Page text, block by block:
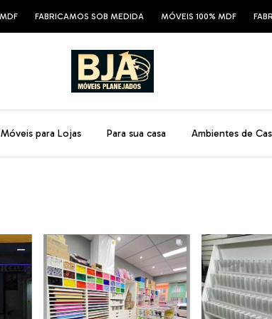
FABRICAMOS SOB MEDIDA MÓVEIS 100% MDF
Móveis para Lojas Para sua casa Ambientes de